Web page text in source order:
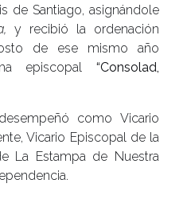
de Santiago, asignándole
y recibió la ordenación
de ese mismo año
episcopal “Consolad,
como Vicario
Vicario Episcopal de la
La Estampa de Nuestra